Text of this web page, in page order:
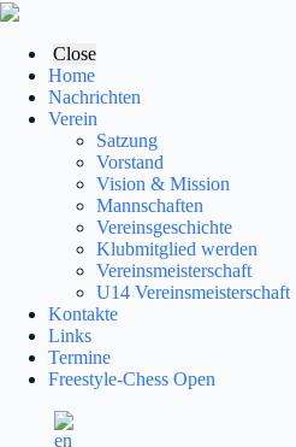
Zum
springenClose
Home
Nachrichten
Verein
Satzung
Vorstand
Vision & Mission
Mannschaften
Vereinsgeschichte
Klubmitglied werden
Vereinsmeisterschaft
U14 Vereinsmeisterschaft
Kontakte
Links
Termine
Freestyle-Chess Open